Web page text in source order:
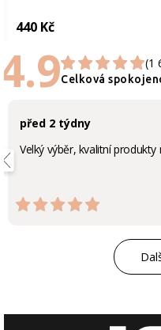
440 Kč
4.9 (1
Celková
před 2 týdny
Velký výběr, kvalitní produkty